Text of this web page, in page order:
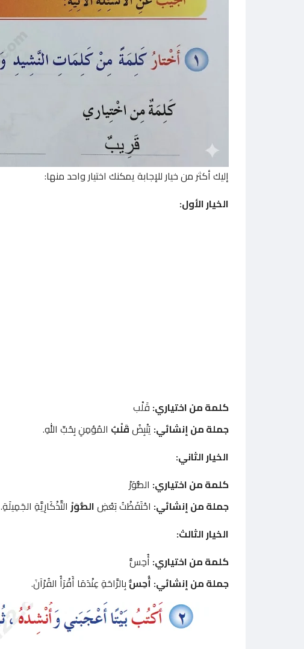
إليك أكثر من خيار للإجابة يمكنك اختيار واحد منها:
الخيار الأول:
كلمة من اختياري: قَلْب
جملة من إنشائي: يَنْبِضُقَلْبُ المُؤمِنِ بِحُبِّ اللهِ.
الخيار الثاني:
كلمة من اختياري: الصُّوَرْ
جملة من إنشائي: احْتَفَظْتُ بَعْضِالصُّوَرْ التَّذْكَارِيَّةِ الجَمِيلَةِ.
الخيار الثالث:
كلمة من اختياري: أُحِسُّ
جملة من إنشائي: أُحِسُّبِالرَّاحَةِ عِنْدَمَا أَقْرَأُ القُرْآنَ.